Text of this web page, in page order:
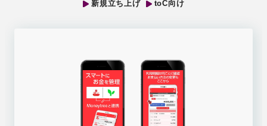
新規立ち上げ
toC向け